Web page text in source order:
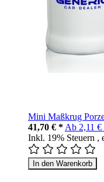
Mini Maßkrug
41,70 € * Ab 2,11
Inkl. 19% Steuern ,
In den Warenkorb